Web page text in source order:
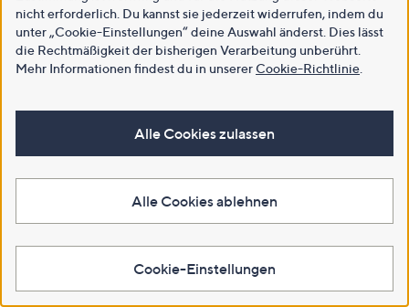
nicht erforderlich. Du kannst sie jederzeit widerrufen, indem du
unter „Cookie-Einstellungen“ deine Auswahl änderst. Dies lässt
die Rechtmäßigkeit der bisherigen Verarbeitung unberührt.
Mehr Informationen findest du in unsererCookie-Richtlinie
Alle Cookies zulassen
Alle Cookies ablehnen
Cookie-Einstellungen